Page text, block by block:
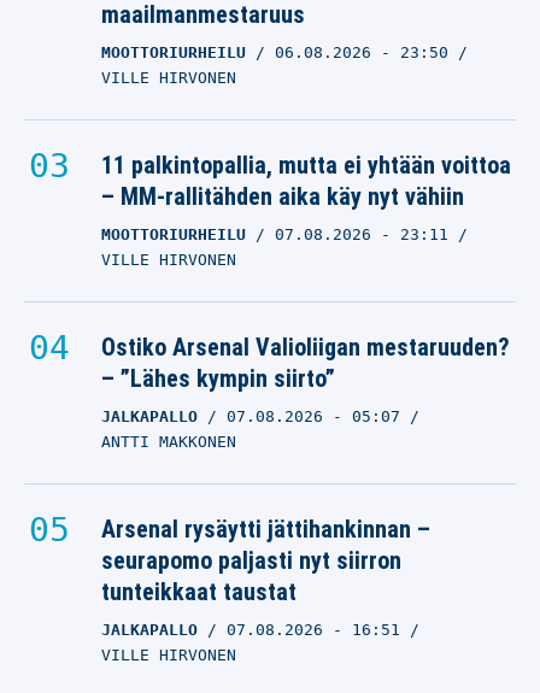
maailmanmestaruus
MOOTTORIURHEILU 06.08.2026 - 23:50
VILLE HIRVONEN
11 palkintopallia, mutta ei yhtään voittoa
– MM-rallitähden aika käy nyt vähiin
MOOTTORIURHEILU 07.08.2026 - 23:11
VILLE HIRVONEN
Ostiko Arsenal Valioliigan mestaruuden?
– ”Lähes kympin siirto”
JALKAPALLO 07.08.2026 - 05:07
ANTTI MAKKONEN
Arsenal rysäytti jättihankinnan –
seurapomo paljasti nyt siirron
tunteikkaat taustat
JALKAPALLO 07.08.2026 - 16:51
VILLE HIRVONEN